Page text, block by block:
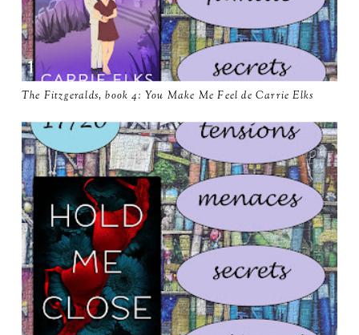
The Fitzgeralds, book 4: You Make Me Feel de Carrie Elks